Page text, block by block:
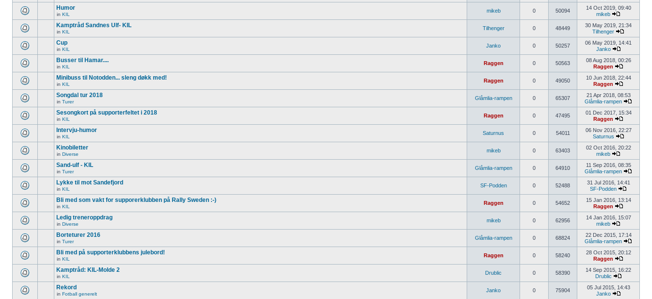
Humor
in KIL
mikeb 0 50094
14 Oct 2019, 09:40
mikeb
Kamptråd Sandnes Ulf- KIL
in KIL
Tilhenger 0 48449
30 May 2019, 21:34
Tilhenger
Cup
in KIL
Janko 0 50257
06 May 2019, 14:41
Janko
Busser til Hamar....
in KIL
Raggen 0 50563
08 Aug 2018, 00:26
Raggen
Minibuss til Notodden... sleng døkk med!
in KIL
Raggen 0 49050
10 Jun 2018, 22:44
Raggen
Songdal tur 2018
in Turer
Glåmlia-rampen 0 65307
21 Apr 2018, 08:53
Glåmlia-rampen
Sesongkort på supporterfeltet i 2018
in KIL
Raggen 0 47495
01 Dec 2017, 15:34
Raggen
Intervju-humor
in KIL
Saturnus 0 54011
06 Nov 2016, 22:27
Saturnus
Kinobiletter
in Diverse
mikeb 0 63403
02 Oct 2016, 20:22
mikeb
Sand-ulf - KIL
in Turer
Glåmlia-rampen 0 64910
11 Sep 2016, 08:35
Glåmlia-rampen
Lykke til mot Sandefjord
in KIL
SF-Podden 0 52488
31 Jul 2016, 14:41
SF-Podden
Bli med som vakt for supporerklubben på Rally Sweden :-)
in KIL
Raggen 0 54652
15 Jan 2016, 13:14
Raggen
Ledig treneroppdrag
in Diverse
mikeb 0 62956
14 Jan 2016, 15:07
mikeb
Borteturer 2016
in Turer
Glåmlia-rampen 0 68824
22 Dec 2015, 17:14
Glåmlia-rampen
Bli med på supporterklubbens julebord!
in KIL
Raggen 0 58240
28 Oct 2015, 20:12
Raggen
Kamptråd: KIL-Molde 2
in KIL
Drublic 0 58390
14 Sep 2015, 16:22
Drublic
Rekord
in Fotball generelt
Janko 0 75904
05 Jul 2015, 14:43
Janko